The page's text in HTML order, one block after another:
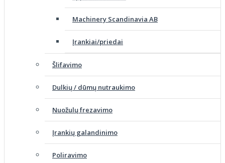
Machinery Scandinavia AB
Įrankiai/priedai
Šlifavimo
Dulkių / dūmų nutraukimo
Nuožulų frezavimo
Įrankių galandinimo
Poliravimo